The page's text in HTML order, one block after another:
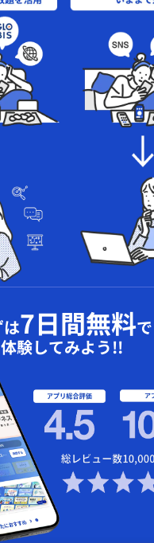
は7日間無料で
体験してみよう!!